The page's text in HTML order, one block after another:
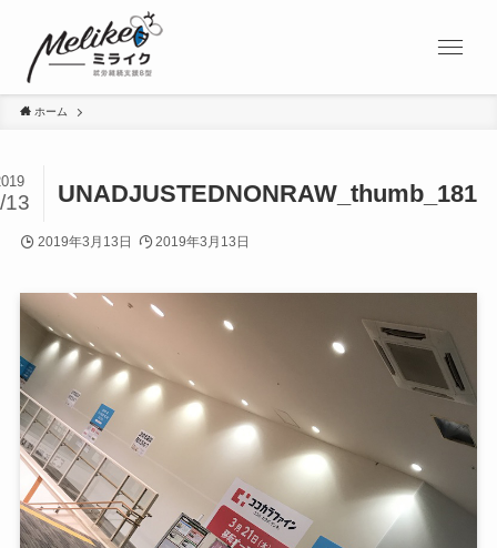
ホーム
UNADJUSTEDNONRAW_thumb_181
13
2019年3月13日 2019年3月13日